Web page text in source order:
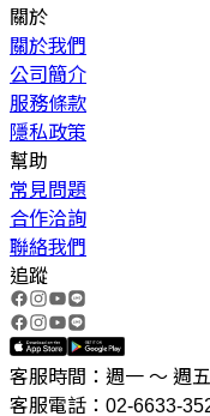
關於
關於我們
公司簡介
服務條款
隱私政策
幫助
常見問題
合作洽詢
聯絡我們
追蹤
客服時間：週一 ～ 週
客服電話：02-6633-